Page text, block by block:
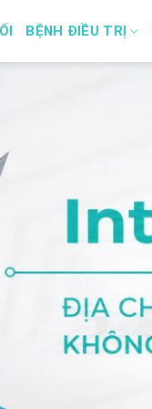
BỆNH ĐIỀU TRỊ